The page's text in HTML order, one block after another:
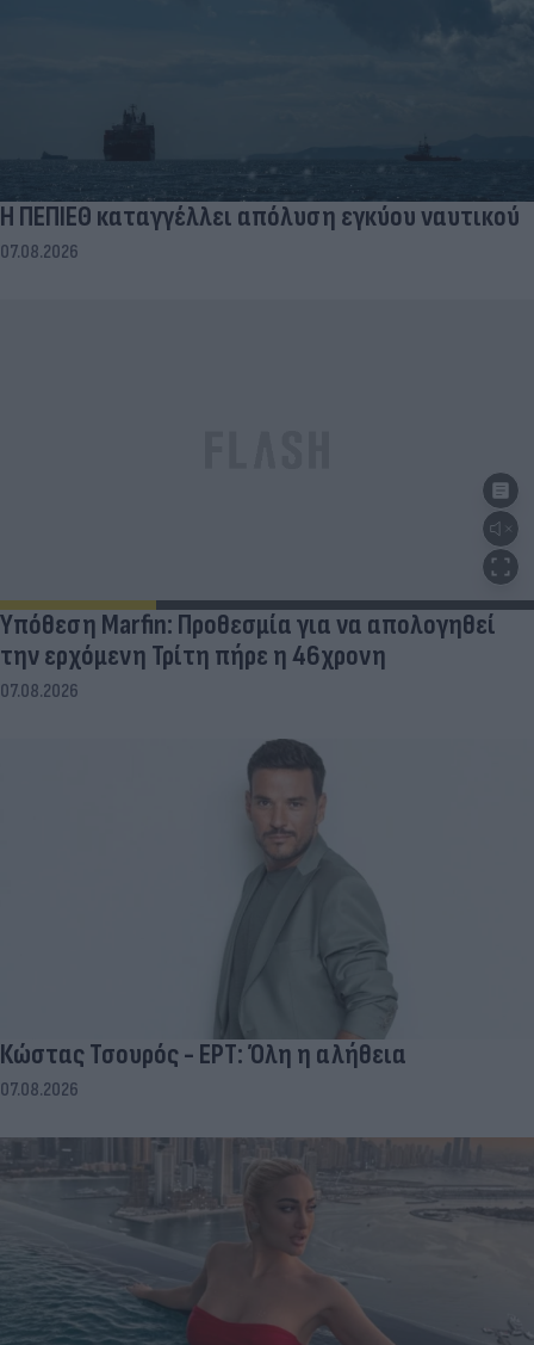
Η ΠΕΠΙΕΘ καταγγέλλει απόλυση εγκύου ναυτικού
07.08.2026
Υπόθεση Marfin: Προθεσμία για να απολογηθεί
την ερχόμενη Τρίτη πήρε η 46χρονη
07.08.2026
Κώστας Τσουρός - ΕΡΤ: Όλη η αλήθεια
07.08.2026